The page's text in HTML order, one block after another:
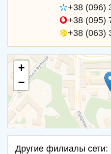
+38 (096)
+38 (095)
+38 (063)
+
−
Другие филиалы сети: